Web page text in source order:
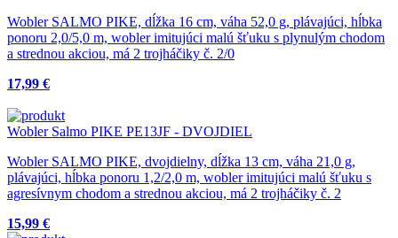
Wobler SALMO PIKE, dĺžka 16 cm, váha 52,0 g, plávajúci, hĺbka
ponoru 2,0/5,0 m, wobler imitujúci malú šťuku s plynulým chodom
a strednou akciou, má 2 trojháčiky č. 2/0
17,99 €
Wobler Salmo PIKE PE13JF - DVOJDIEL
Wobler SALMO PIKE, dvojdielny, dĺžka 13 cm, váha 21,0 g,
plávajúci, hĺbka ponoru 1,2/2,0 m, wobler imitujúci malú šťuku s
agresívnym chodom a strednou akciou, má 2 trojháčiky č. 2
15,99 €